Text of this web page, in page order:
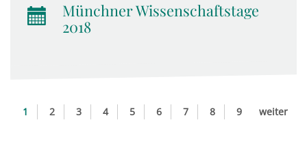
Münchner Wissenschaftstage
2018
1 2 3 4 5 6 7 8 9 weiter